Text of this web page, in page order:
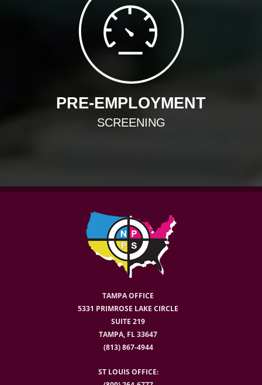
PRE-EMPLOYMENT
SCREENING
TAMPA OFFICE
5331 PRIMROSE LAKE CIRCLE
SUITE 219
TAMPA, FL 33647
(813) 867-4944
ST LOUIS OFFICE: